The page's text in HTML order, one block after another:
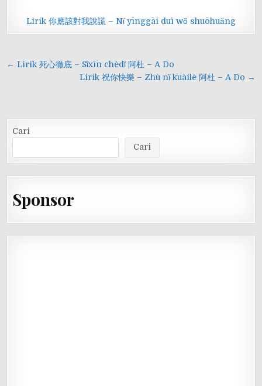
Lirik 你應該對我說謊 – Nǐ yīnggāi duì wǒ shuōhuǎng
Navigasi
← Lirik 死心徹底 – Sǐxīn chèdǐ 阿杜 – A Do
Lirik 祝你快樂 – Zhù nǐ kuàilè 阿杜 – A Do →
Cari
Cari
Sponsor